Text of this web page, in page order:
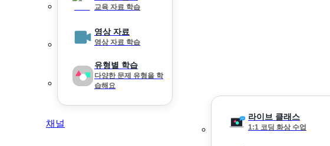
교육 자료 학습
영상 자료
영상 자료 학습
유형별 학습
다양한 문제 유형을 학
습해요
채널
라이브 클래스
1:1 코딩 화상 수업